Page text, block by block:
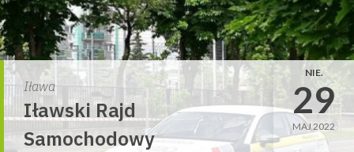
Iława
Iławski Rajd
Samochodowy
NIE.
29
MAJ 2022